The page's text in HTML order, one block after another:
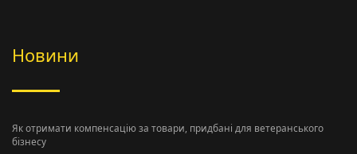
Новини
Як отримати компенсацію за товари, придбані для ветеранського
бізнесу